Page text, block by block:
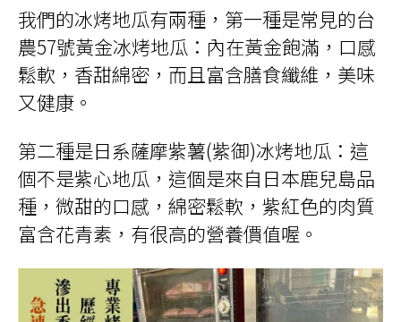
我們的冰烤地瓜有兩種，第一種是常見的台
農57號黃金冰烤地瓜：內在黃金飽滿，口感
鬆軟，香甜綿密，而且富含膳食纖維，美味
又健康。
第二種是日系薩摩紫薯(紫御)冰烤地瓜：這
個不是紫心地瓜，這個是來自日本鹿兒島品
種，微甜的口感，綿密鬆軟，紫紅色的肉質
富含花青素，有很高的營養價值喔。